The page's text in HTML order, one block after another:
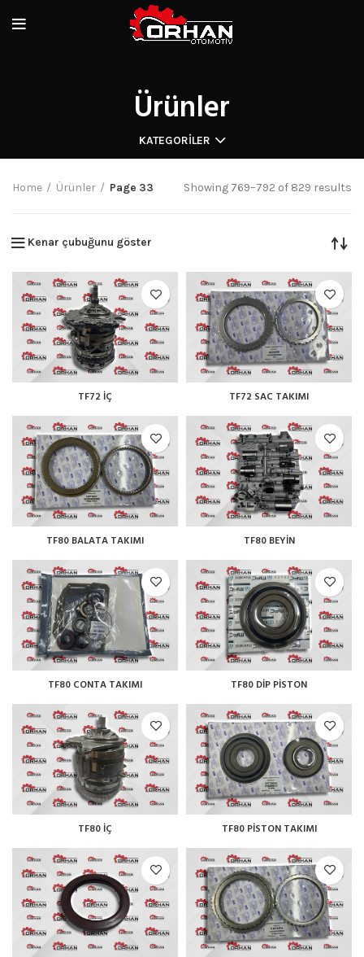
Ürünler
KATEGORILER
Home Ürünler Page 33 Showing 769–792 of 829 results
Kenar çubuğunu göster
TF72 İÇ TF72 SAC TAKIMI
TF80 BALATA TAKIMI TF80 BEYİN
TF80 CONTA TAKIMI TF80 DİP PİSTON
TF80 İÇ TF80 PİSTON TAKIMI